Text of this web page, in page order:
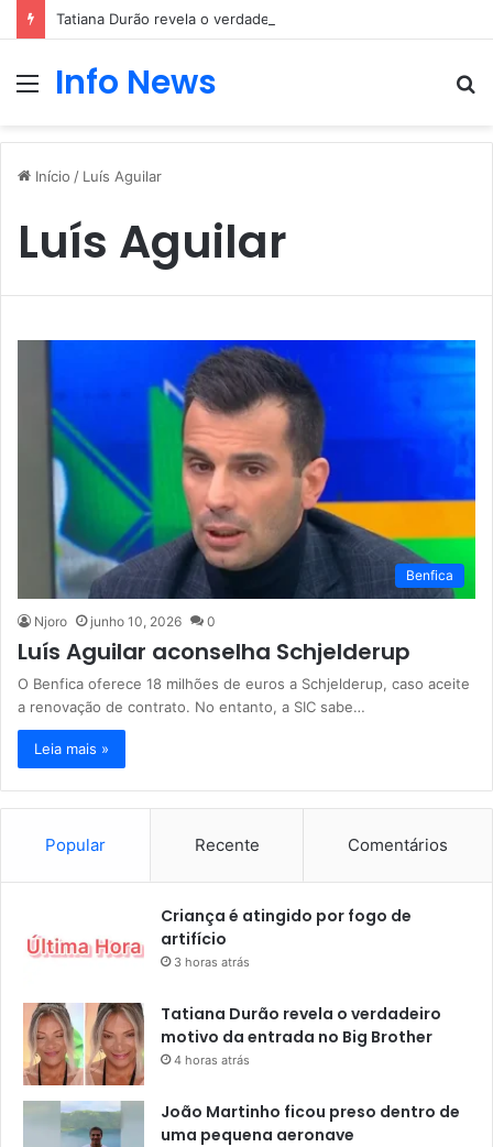
Menu
Info News
Início / Luís Aguilar
Luís Aguilar
Benfica
Njoro junho 10, 2026 0
Luís Aguilar aconselha Schjelderup
O Benfica oferece 18 milhões de euros a Schjelderup, caso aceite
a renovação de contrato. No entanto, a SIC sabe…
Leia mais »
Popular Recente Comentários
Criança é atingido por fogo de
artifício
3 horas atrás
Tatiana Durão revela o verdadeiro
motivo da entrada no Big Brother
4 horas atrás
João Martinho ficou preso dentro de
uma pequena aeronave